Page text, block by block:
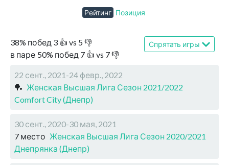
38% побед 3 👍 vs 5👎
в паре 50% побед 7 👍 vs 7👎
Спрятать игры
22 сент., 2021-24 февр., 2022
🏓 Женская Высшая Лига Сезон 2021/2022
Comfort City (Днепр)
30 сент., 2020-30 мая, 2021
7 место Женская Высшая Лига Сезон 2020/2021
Днепрянка (Днепр)
Рейтинг Позиция